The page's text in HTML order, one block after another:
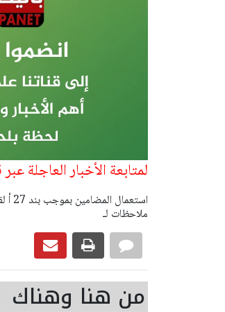
لمتابعة الأخبار العاجلة
ملاحظات لـ
من هنا وهناك